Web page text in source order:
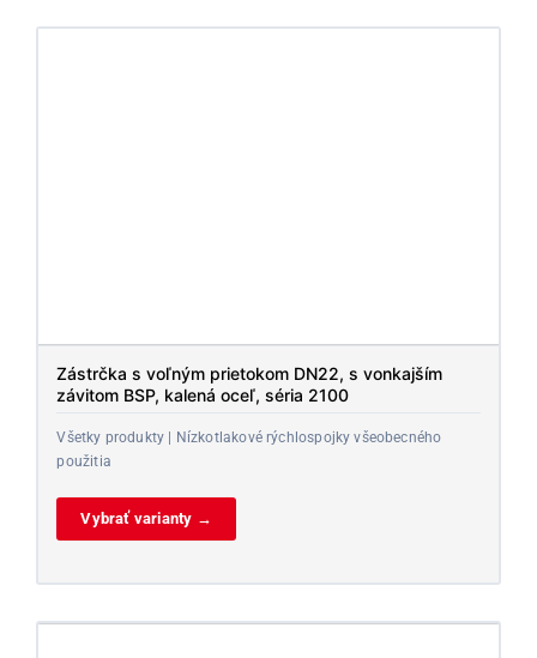
Zástrčka s voľným prietokom DN22, s vonkajším
závitom BSP, kalená oceľ, séria 2100
Všetky produkty | Nízkotlakové rýchlospojky všeobecného
použitia
Vybrať varianty →